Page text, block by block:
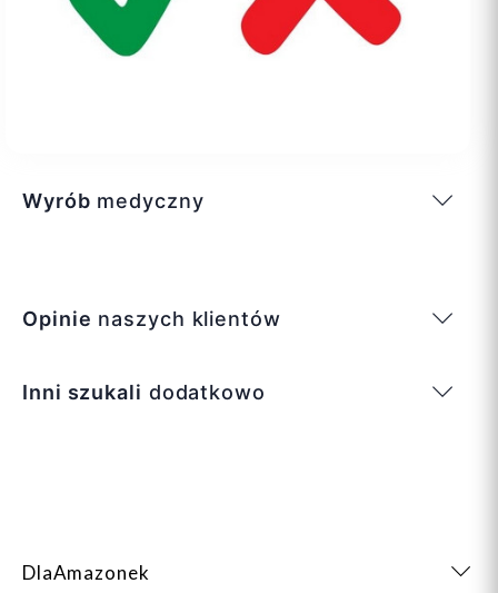
Wyrób medyczny
Opinie naszych klientów
Inni szukali dodatkowo
DlaAmazonek